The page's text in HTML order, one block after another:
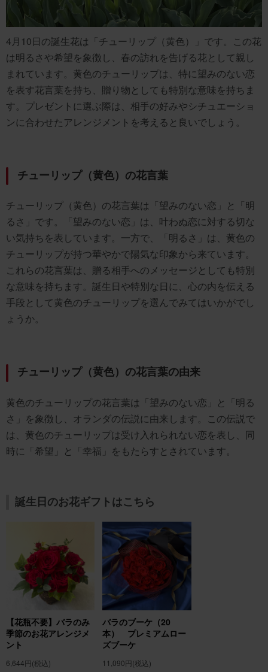
4月10日の誕生花は「チューリップ（黄色）」です。この花
は明るさや希望を象徴し、春の訪れを告げる花として親し
まれています。黄色のチューリップは、特に望みのない恋
を表す花言葉を持ち、贈り物としても特別な意味を持ちま
す。プレゼントに選ぶ際は、相手の好みやシチュエーショ
ンに合わせたアレンジメントを考えると良いでしょう。
チューリップ（黄色）の花言葉
チューリップ（黄色）の花言葉は「望みのない恋」と「明
るさ」です。「望みのない恋」は、叶わぬ恋に対する切な
い気持ちを表しています。一方で、「明るさ」は、黄色の
チューリップが持つ華やかで陽気な印象から来ています。
これらの花言葉は、贈る相手へのメッセージとしても特別
な意味を持ちます。誕生日や特別な日に、心の内を伝える
手段として黄色のチューリップを選んでみてはいかがでし
ょうか。
チューリップ（黄色）の花言葉の由来
黄色のチューリップの花言葉は「望みのない恋」と「明る
さ」を象徴し、オランダの伝説に由来します。この伝説で
は、黄色のチューリップは受け入れられない恋を表し、同
時に「希望」と「幸福」をもたらすとされています。
誕生日のお花ギフトはこちら
【花瓶不要】バラのみ
季節のお花アレンジメ
ント
6,644円(税込)
バラのブーケ（20
本） プレミアムロー
ズブーケ
11,090円(税込)